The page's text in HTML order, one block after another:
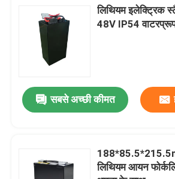
लिथियम इलेक्ट्रिक
48V IP54
सबसे अच्छी कीमत
लिथियम आयन